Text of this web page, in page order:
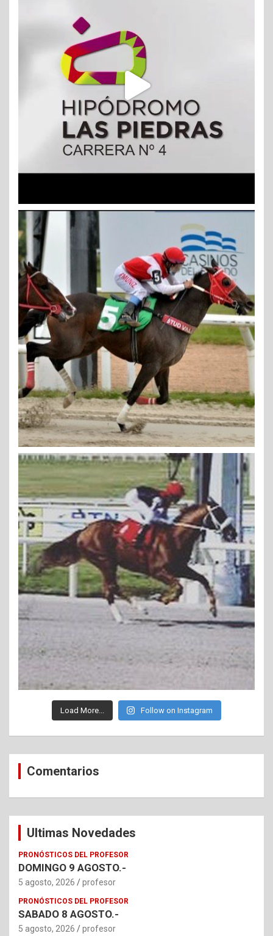
Load More... Follow on Instagram
Comentarios
Ultimas Novedades
PRONÓSTICOS DEL PROFESOR
DOMINGO 9 AGOSTO.-
5 agosto, 2026 profesor
PRONÓSTICOS DEL PROFESOR
SABADO 8 AGOSTO.-
5 agosto, 2026 profesor